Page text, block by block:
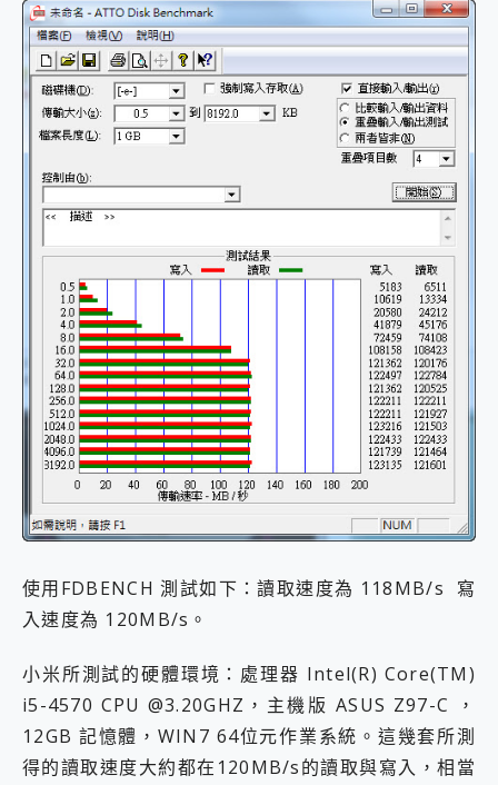
使用FDBENCH 測試如下：讀取速度為 118MB/s 寫
入速度為 120MB/s。
小米所測試的硬體環境：處理器 Intel(R) Core(TM)
i5-4570 CPU @3.20GHZ，主機版 ASUS Z97-C ，
12GB 記憶體，WIN7 64位元作業系統。這幾套所測
得的讀取速度大約都在120MB/s的讀取與寫入，相當